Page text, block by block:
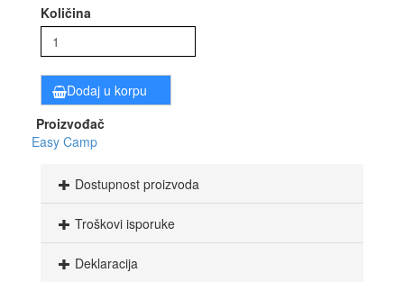
Količina
Dodaj u korpu
Proizvođač
Easy Camp
Dostupnost proizvoda
Troškovi isporuke
Deklaracija